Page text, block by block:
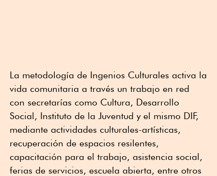
La metodología de Ingenios Culturales activa la
vida comunitaria a través un trabajo en red
con secretarías como Cultura, Desarrollo
Social, Instituto de la Juventud y el mismo DIF,
mediante actividades culturales-artísticas,
recuperación de espacios resilentes,
capacitación para el trabajo, asistencia social,
ferias de servicios, escuela abierta, entre otros